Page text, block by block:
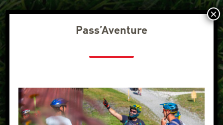
Pass’Aventure
×